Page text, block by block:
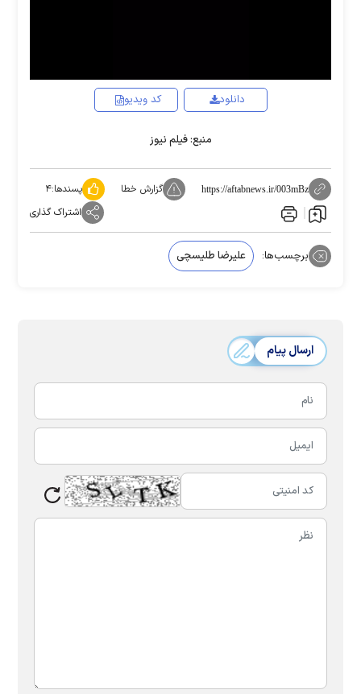
کد ویدیو دانلود
منبع: فیلم نیوز
https://aftabnews.ir/003mBz گزارش خطا پسندها:۴
اشتراک گذاری
برچسب‌ها: علیرضا طلیسچی
ارسال پیام